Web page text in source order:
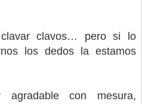
clavos… pero si lo
los dedos la estamos
con mesura,